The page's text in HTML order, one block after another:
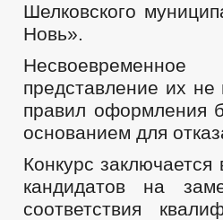
Шелковского
Новь».
представление их
правил оформления
основанием для
Конкурс
кандидатов на
соответствия